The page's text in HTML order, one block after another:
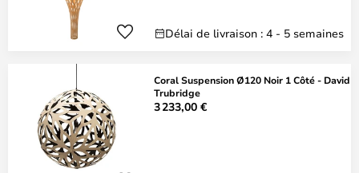
Délai de livraison : 4 - 5 semaines
Coral Suspension Ø120 Noir 1 Côté - David
Trubridge
3 233,00 €